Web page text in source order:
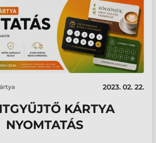
2023. 02. 22.
KÁRTYA
NYOMTATÁS